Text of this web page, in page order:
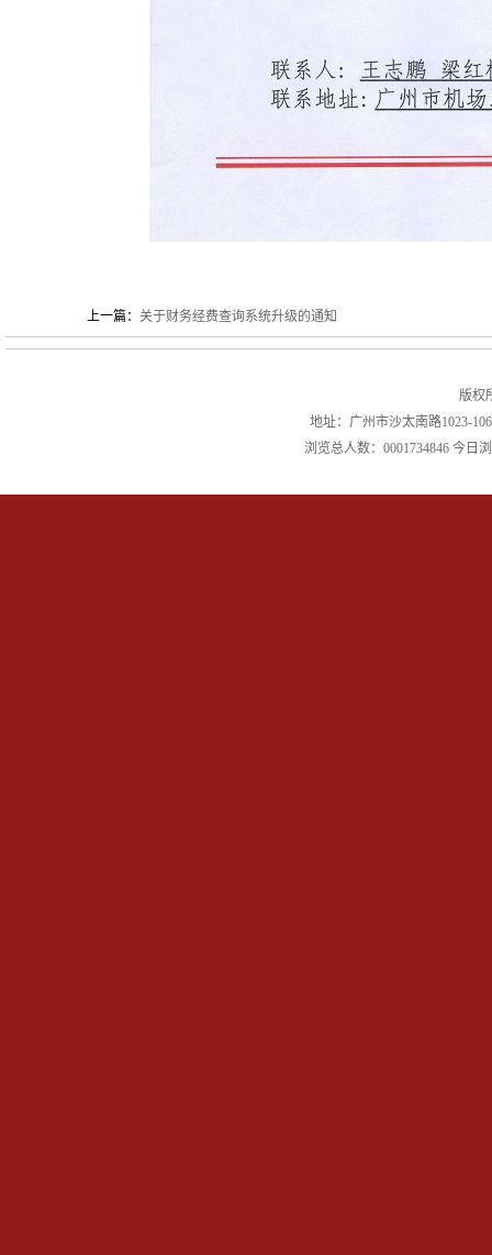
上一篇： 关于财务经费查询系统升级的通知
版权
地址：广州市沙太南路1023-
浏览总人数： 0001734846 今日